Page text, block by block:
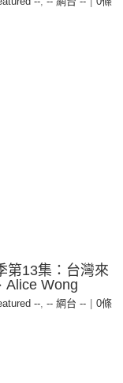
第13集：台灣來
Alice Wong
--, -- 網台 --
0條